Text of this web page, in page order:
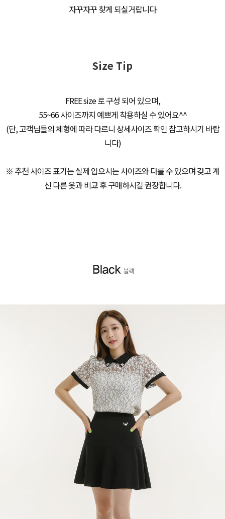
자꾸자꾸 찾게 되실거랍니다
Size Tip
FREE size 로 구성 되어 있으며,
55~66 사이즈까지 예쁘게 착용하실 수 있어요^^
(단, 고객님들의 체형에 따라 다르니 상세사이즈 확인 참고하시기 바랍
니다)
※ 추천 사이즈 표기는 실제 입으시는 사이즈와 다를 수 있으며 갖고 계
신 다른 옷과 비교 후 구매하시길 권장합니다.